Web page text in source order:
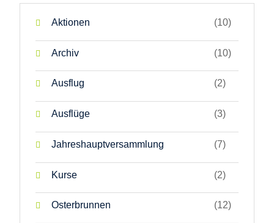
Aktionen (10)
Archiv (10)
Ausflug (2)
Ausflüge (3)
Jahreshauptversammlung (7)
Kurse (2)
Osterbrunnen (12)